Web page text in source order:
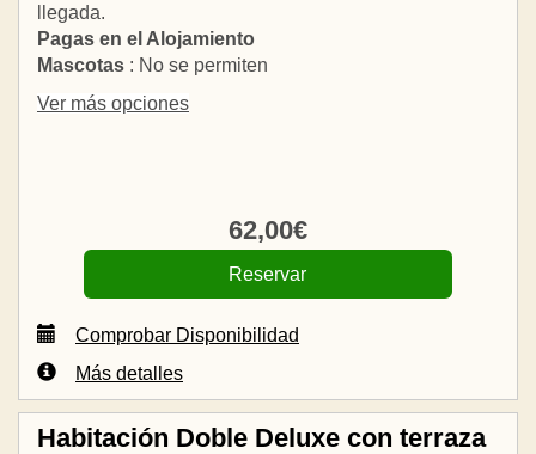
llegada.
Pagas en el Alojamiento
Mascotas : No se permiten
Ver más opciones
62,00€
Comprobar Disponibilidad
Más detalles
Habitación Doble Deluxe con terraza